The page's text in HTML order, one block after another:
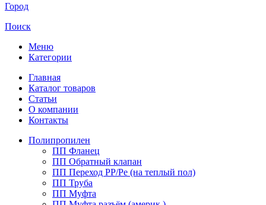
Город
Поиск
Меню
Категории
Главная
Каталог товаров
Статьи
О компании
Контакты
Полипропилен
ПП Фланец
ПП Обратный клапан
ПП Переход PP/Pe (на теплый пол)
ПП Труба
ПП Муфта